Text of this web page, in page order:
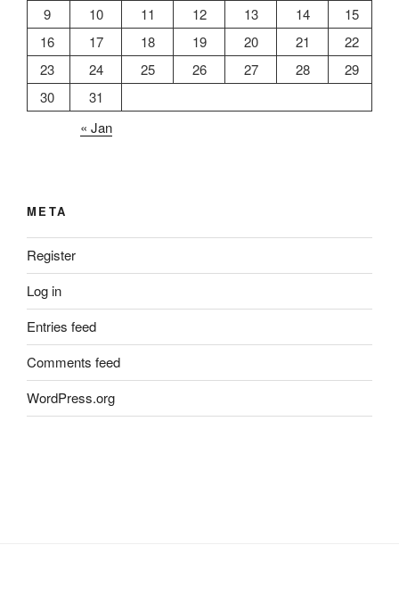
9
10 11 12 13 14
15
16
17 18 19 20 21
22
23
24 25 26 27 28
29
30
31
« Jan
META
Register
Log in
Entries feed
Comments feed
WordPress.org